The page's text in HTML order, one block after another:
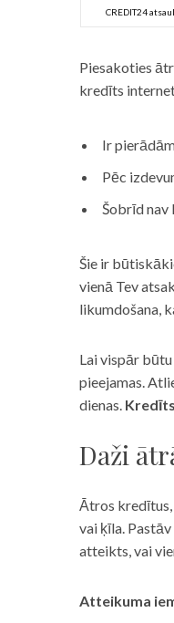
CREDIT24
Piesakoties
kredīts
Ir
Pēc
Šobrīd nav
Šie ir
vienā Tev
likumdošana,
Lai vispār
pieejamas.
dienas. Kredīts
Daži
Ātros kredītus,
vai ķīla.
atteikts, vai
Atteikuma